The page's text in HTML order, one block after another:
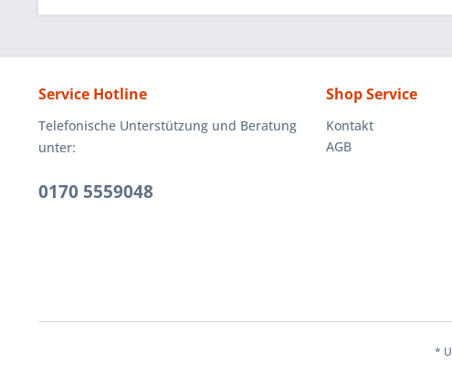
Service Hotline
Telefonische Unterstützung und Beratung
unter:
0170 5559048
Shop Service
Kontakt
AGB
*